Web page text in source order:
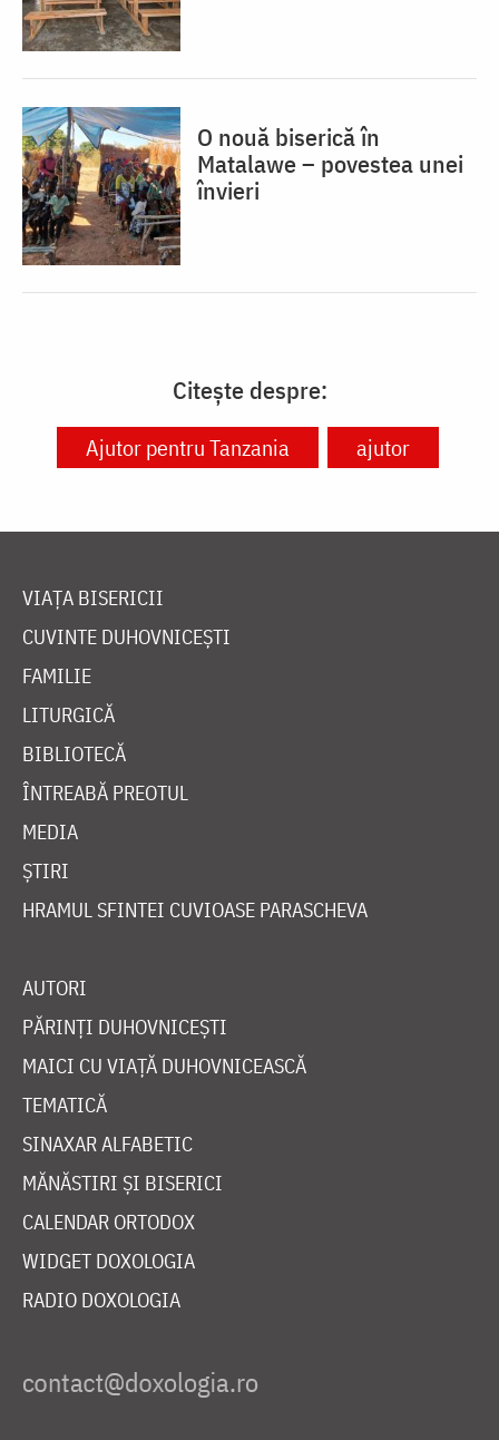
O nouă biserică în
Matalawe – povestea unei
învieri
Citește despre:
Ajutor pentru Tanzania ajutor
VIAȚA BISERICII
CUVINTE DUHOVNICEȘTI
FAMILIE
LITURGICĂ
BIBLIOTECĂ
ÎNTREABĂ PREOTUL
MEDIA
ȘTIRI
HRAMUL SFINTEI CUVIOASE PARASCHEVA
AUTORI
PĂRINȚI DUHOVNICEȘTI
MAICI CU VIAȚĂ DUHOVNICEASCĂ
TEMATICĂ
SINAXAR ALFABETIC
MĂNĂSTIRI ȘI BISERICI
CALENDAR ORTODOX
WIDGET DOXOLOGIA
RADIO DOXOLOGIA